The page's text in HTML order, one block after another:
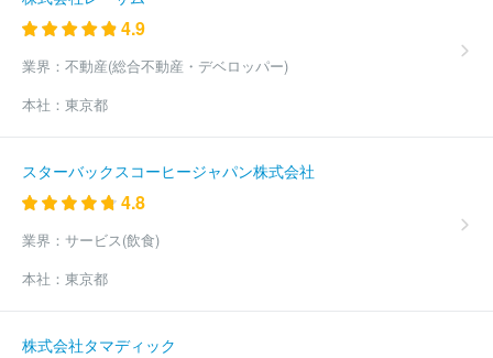
ホールディングス株式会社
行政法人農林漁業信用基金
神奈川県火災共
済協同組合
秋田県信用保証協会
オリンポス債権回収株式会社
4.9
業界： 不動産(総合不動産・デベロッパー)
本社： 東京都
スターバックスコーヒージャパン株式会社
4.8
業界： サービス(飲食)
本社： 東京都
株式会社タマディック